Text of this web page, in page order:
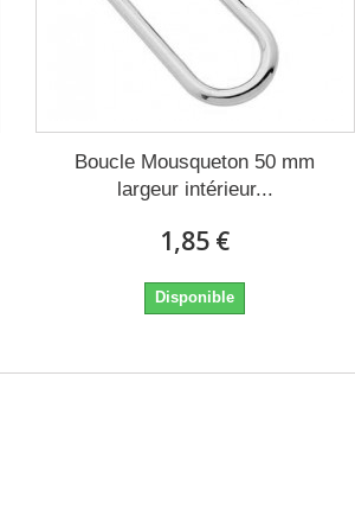
Boucle Mousqueton 50 mm
largeur intérieur...
1,85 €
Disponible